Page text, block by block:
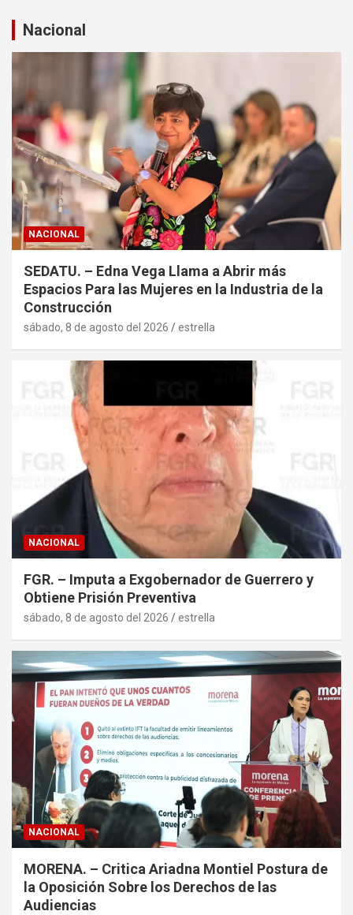
a
r
Nacional
NACIONAL
SEDATU. – Edna Vega Llama a Abrir más
Espacios Para las Mujeres en la Industria de la
Construcción
sábado, 8 de agosto del 2026 estrella
NACIONAL
FGR. – Imputa a Exgobernador de Guerrero y
Obtiene Prisión Preventiva
sábado, 8 de agosto del 2026 estrella
NACIONAL
MORENA. – Critica Ariadna Montiel Postura de
la Oposición Sobre los Derechos de las
Audiencias